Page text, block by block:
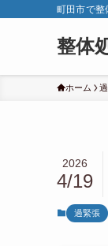
町田市で整
整体
ホーム
2026
4/19
過緊張